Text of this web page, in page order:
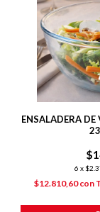
ENSALADERA
6 x
$12.810,60con